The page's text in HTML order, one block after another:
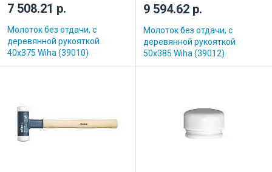
7 508.21 р.
Молоток без отдачи, с
деревянной рукояткой
40х375 Wiha (39010)
9 594.62 р.
Молоток без отдачи, с
деревянной рукояткой
50х385 Wiha (39012)